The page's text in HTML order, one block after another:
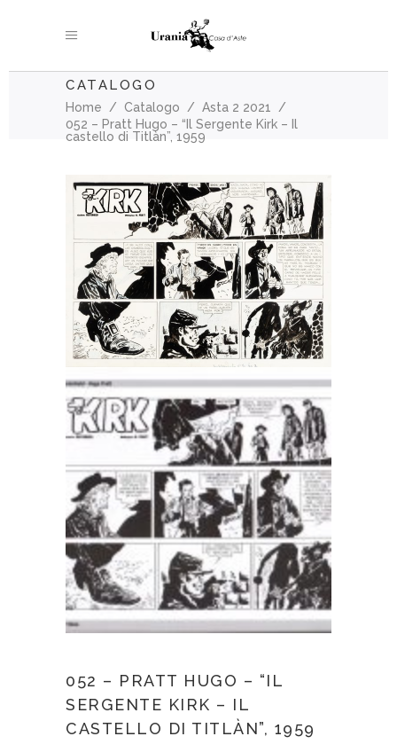
CATALOGO
Home / Catalogo / Asta 2 2021 /
052 – Pratt Hugo – “Il Sergente Kirk – Il
castello di Titlàn”, 1959
052 – PRATT HUGO – “IL
SERGENTE KIRK – IL
CASTELLO DI TITLÀN”, 1959